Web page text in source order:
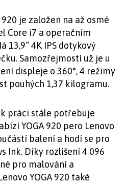
je založen na až osmé
Core i7 a operačním
13,9“ 4K IPS dotykový
Samozřejmostí už je u
displeje o 360°, 4 režimy
pouhých 1,37 kilogramu.
práci stále potřebuje
YOGA 920 pero Lenovo
balení a hodí se pro
Ink. Díky rozlišení 4 096
pro malování a
YOGA 920 také